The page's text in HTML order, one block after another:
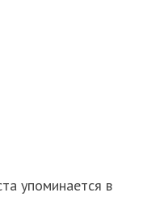
упоминается в